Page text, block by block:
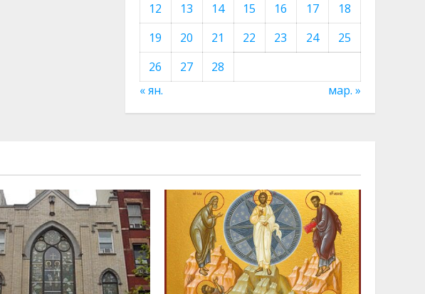
12
13 14 15 16 17
18
19
20 21 22 23 24
25
26
27
28
« ян.
мар. »